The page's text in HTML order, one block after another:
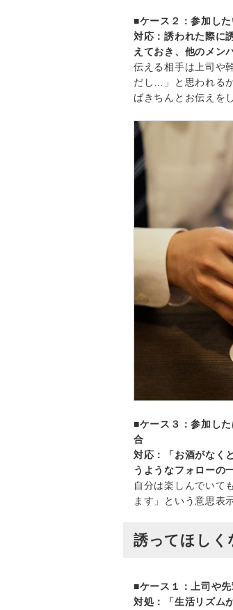
■ケース２：参加し
対応：誘われた際に
えておき、他のメン
伝える相手は上司や
だし…」と思われる
ばきちんとお伝えを
■ケース３：参加し
合
対応：「お酒がなく
うようなフォローの
自分は楽しんでいて
ます」という意思表
誘ってほしく
■ケース１：上司や
対処：「生活リズム